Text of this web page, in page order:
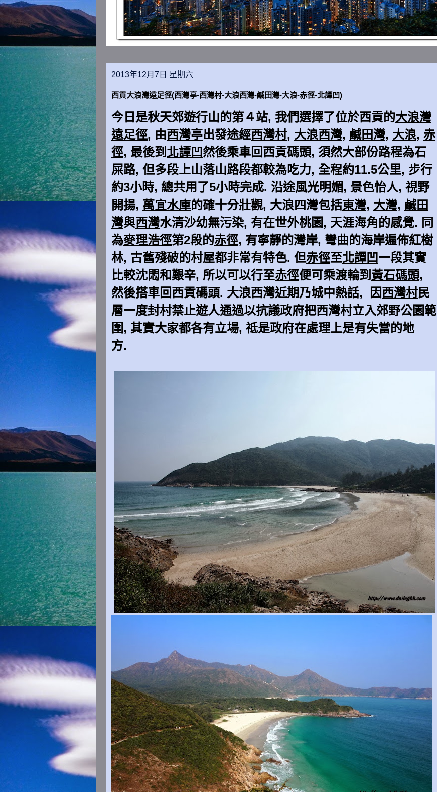
2013年12月7日 星期六
西貢大浪灣遠足徑(西灣亭-西灣村-大浪西灣-鹹田灣-大浪-赤徑-北譚凹)
今日是秋天郊遊行山的第４站, 我們選擇了位於西貢的大浪灣
遠足徑, 由西灣亭出發途經西灣村, 大浪西灣, 鹹田灣, 大浪, 赤
徑, 最後到 北譚凹然後乘車回西貢碼頭, 須然大部份路程為石
屎路, 但多段上山落山路段都較為吃力, 全程約11.5公里, 步行
約3小時, 總共用了5小時完成. 沿途風光明媚, 景色怡人, 視野
開揚, 萬宜水庫的確十分壯觀, 大浪四灣包括東灣, 大灣, 鹹田
灣與西灣水清沙幼無污染, 有在世外桃園, 天涯海角的感覺. 同
為麥理浩徑第2段的赤徑, 有寧靜的灣岸, 彎曲的海岸遍佈紅樹
林, 古舊殘破的村屋都非常有特色. 但赤徑至北譚凹一段其實
比較沈悶和艱辛, 所以可以行至赤徑便可乘渡輪到 黃石碼頭,
然後搭車回西貢碼頭. 大浪西灣近期乃城中熱話, 因西灣村民
層一度封村禁止遊人通過以抗議政府把西灣村立入郊野公園範
圍, 其實大家都各有立場, 祗是政府在處理上是有失當的地
方.